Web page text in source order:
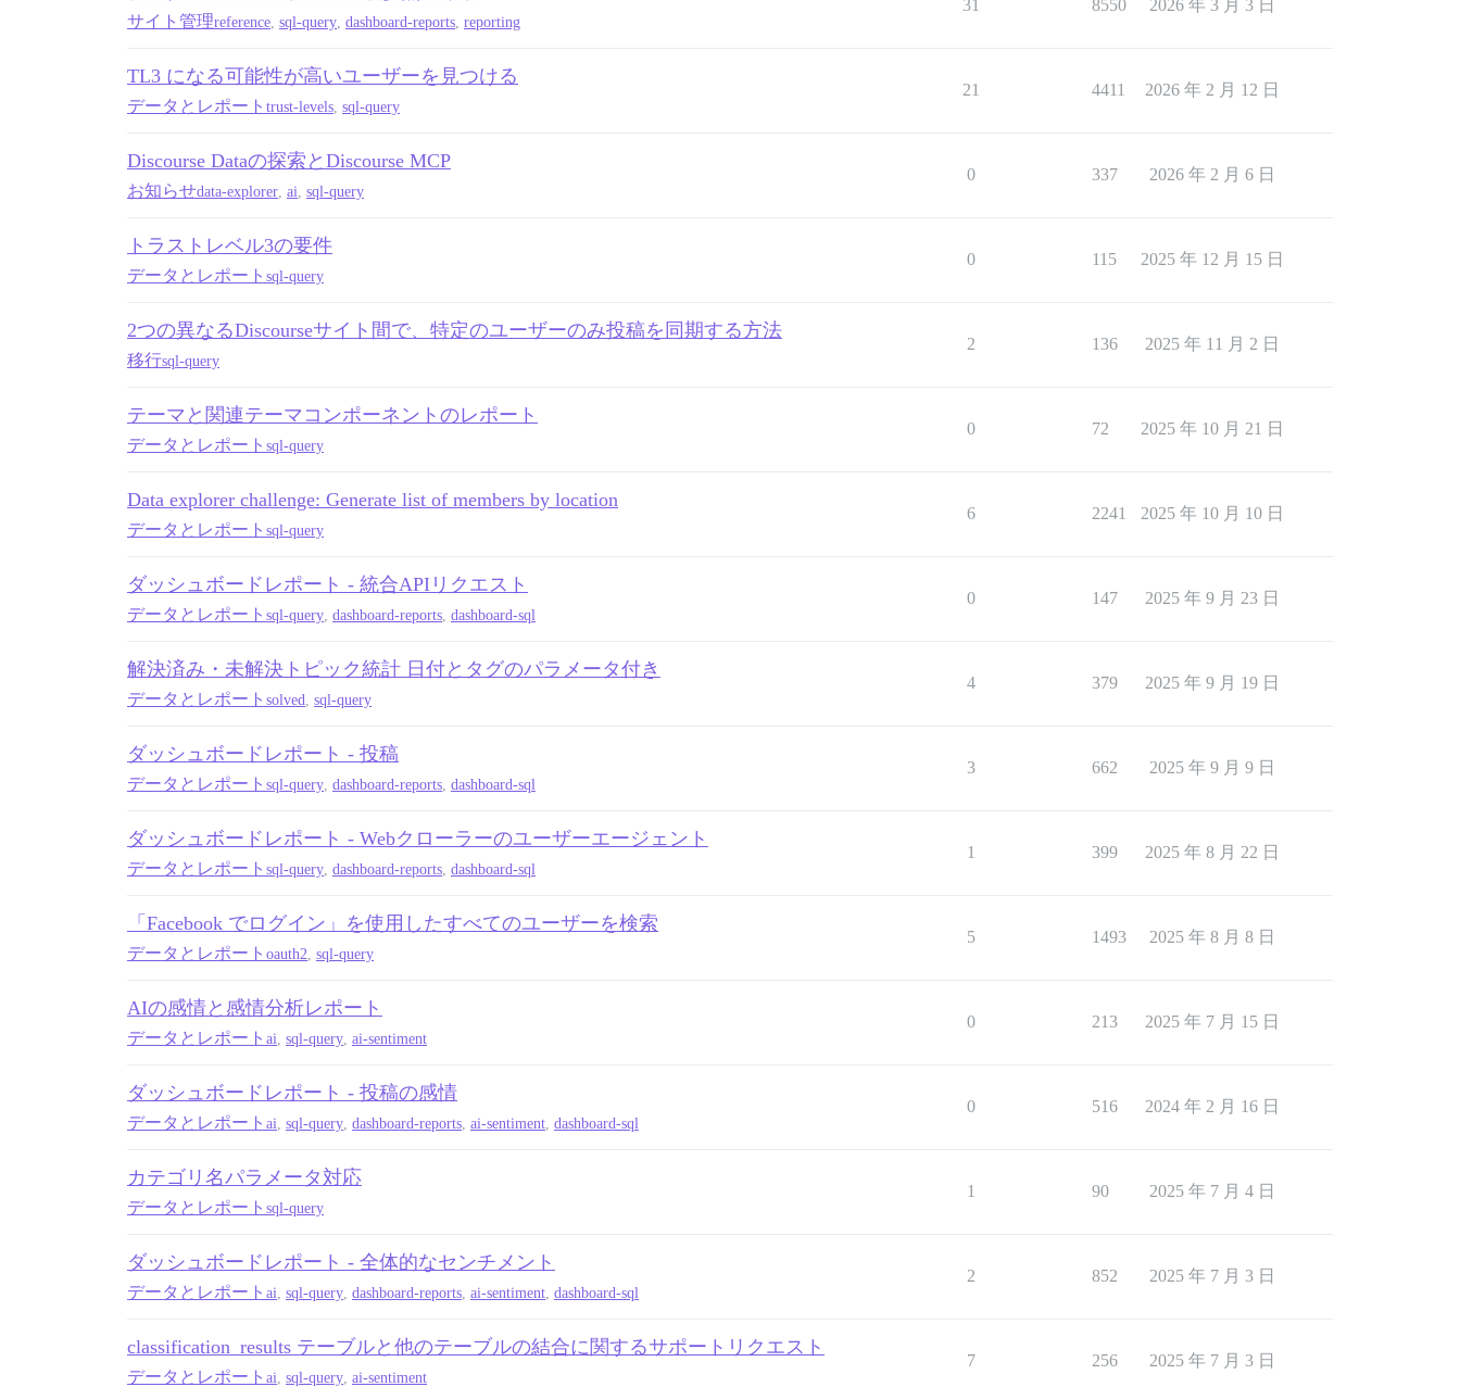
サイト管理reference sql-query dashboard-reports reporting
31 8550 2026 年 3 月 3 日
TL3 になる可能性が高いユーザーを見つける
データとレポート trust-levels sql-query
21 4411 2026 年 2 月 12 日
Discourse Dataの探索とDiscourse MCP
お知らせdata-explorer ai sql-query
0 337 2026 年 2 月 6 日
トラストレベル3の要件
データとレポート sql-query
0 115 2025 年 12 月 15 日
2つの異なるDiscourseサイト間で、特定のユーザーのみ投稿を同期する方法
移行sql-query
2 136 2025 年 11 月 2 日
テーマと関連テーマコンポーネントのレポート
データとレポート sql-query
0 72 2025 年 10 月 21 日
Data explorer challenge: Generate list of members by location
データとレポート sql-query
6 2241 2025 年 10 月 10 日
ダッシュボードレポート - 統合APIリクエスト
データとレポート sql-query dashboard-reports dashboard-sql
0 147 2025 年 9 月 23 日
解決済み・未解決トピック統計 日付とタグのパラメータ付き
データとレポート solved sql-query
4 379 2025 年 9 月 19 日
ダッシュボードレポート - 投稿
データとレポート sql-query dashboard-reports dashboard-sql
3 662 2025 年 9 月 9 日
ダッシュボードレポート - Webクローラーのユーザーエージェント
データとレポート sql-query dashboard-reports dashboard-sql
1 399 2025 年 8 月 22 日
「Facebook でログイン」を使用したすべてのユーザーを検索
データとレポート oauth2 sql-query
5 1493 2025 年 8 月 8 日
AIの感情と感情分析レポート
データとレポート ai sql-query ai-sentiment
0 213 2025 年 7 月 15 日
ダッシュボードレポート - 投稿の感情
データとレポート ai sql-query dashboard-reports ai-sentiment dashboard-sql
0 516 2024 年 2 月 16 日
カテゴリ名パラメータ対応
データとレポート sql-query
1 90 2025 年 7 月 4 日
ダッシュボードレポート - 全体的なセンチメント
データとレポート ai sql-query dashboard-reports ai-sentiment dashboard-sql
2 852 2025 年 7 月 3 日
classification_results テーブルと他のテーブルの結合に関するサポートリクエスト
データとレポート ai sql-query ai-sentiment
7 256 2025 年 7 月 3 日